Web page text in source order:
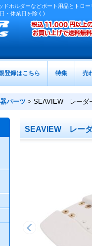
ホルダーなどボート用品とトロ
・休業日を除く)
登録はこちら 特集 売
パーツ > SEAVIEW レーダ
SEAVIEW レー